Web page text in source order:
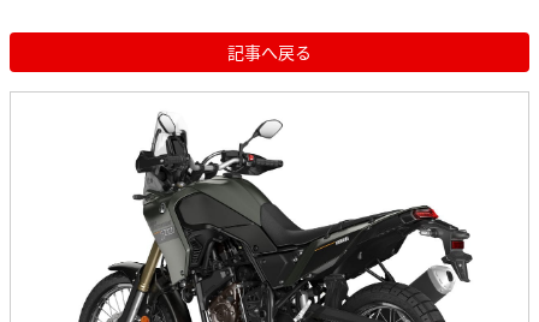
記事へ戻る